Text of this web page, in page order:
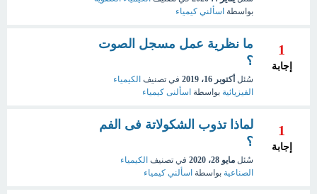
بواسطة اسألني كيمياء
1
إجابة
ما نظرية عمل مسجل الصوت
؟
سُئل أكتوبر 16، 2019 في تصنيف الكيمياء
الفيزيائية بواسطة اسألنى كيمياء
1
إجابة
لماذا تذوب الشكولاتة فى الفم
؟
سُئل مايو 28، 2020 في تصنيف الكيمياء
الصناعية بواسطة اسألني كيمياء